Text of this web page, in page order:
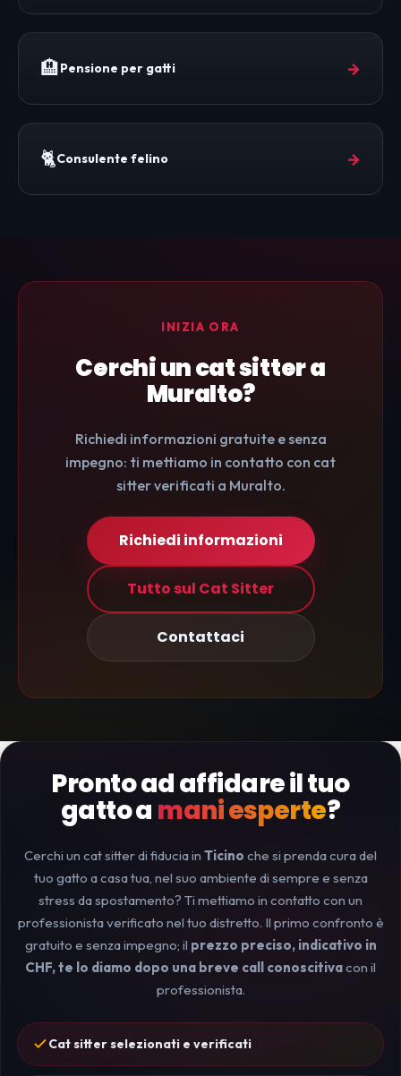
🏨Pensione per gatti →
🐈Consulente felino →
INIZIA ORA
Cerchi un cat sitter a
Muralto?
Richiedi informazioni gratuite e senza
impegno: ti mettiamo in contatto con cat
sitter verificati a Muralto.
Richiedi informazioni
Tutto sul Cat Sitter
Contattaci
Pronto ad affidare il tuo
gatto a mani esperte?
Cerchi un cat sitter di fiducia in Ticino che si prenda cura del
tuo gatto a casa tua, nel suo ambiente di sempre e senza
stress da spostamento? Ti mettiamo in contatto con un
professionista verificato nel tuo distretto. Il primo confronto è
gratuito e senza impegno; il prezzo preciso, indicativo in
CHF, te lo diamo dopo una breve call conoscitivacon il
professionista.
Cat sitter selezionati e verificati